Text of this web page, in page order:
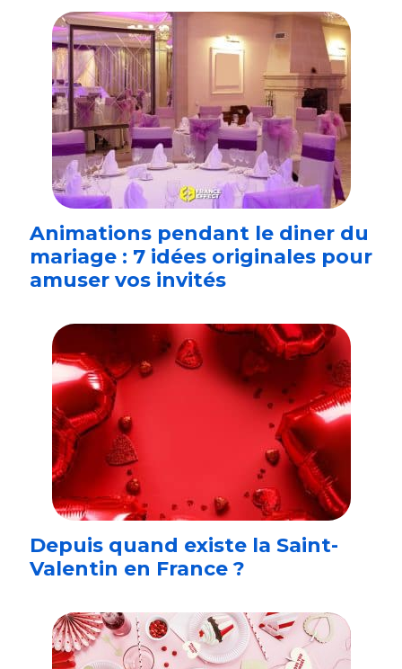
Animations pendant le diner du
mariage : 7 idées originales pour
amuser vos invités
Depuis quand existe la Saint-
Valentin en France ?